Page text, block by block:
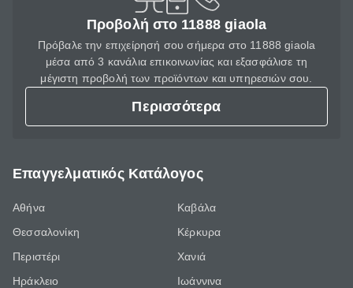
Προβολή στο 11888 giaola
Πρόβαλε την επιχείρησή σου σήμερα στο 11888 giaola
μέσα από 3 κανάλια επικοινωνίας και εξασφάλισε τη
μέγιστη προβολή των προϊόντων και υπηρεσιών σου.
Περισσότερα
Επαγγελματικός Κατάλογος
Αθήνα
Θεσσαλονίκη
Περιστέρι
Ηράκλειο
Καβάλα
Κέρκυρα
Χανιά
Ιωάννινα